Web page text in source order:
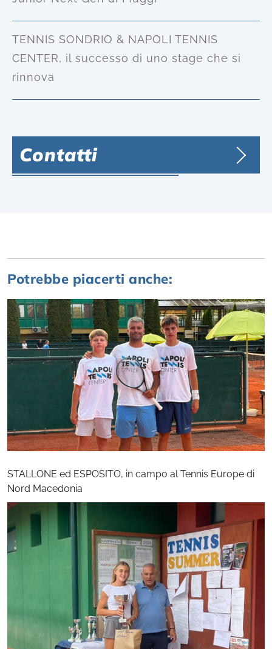
TENNIS SONDRIO & NAPOLI TENNIS
CENTER, il successo di uno stage che si
rinnova
Contatti
Potrebbe piacerti anche:
STALLONE ed ESPOSITO, in campo al Tennis Europe di
Nord Macedonia